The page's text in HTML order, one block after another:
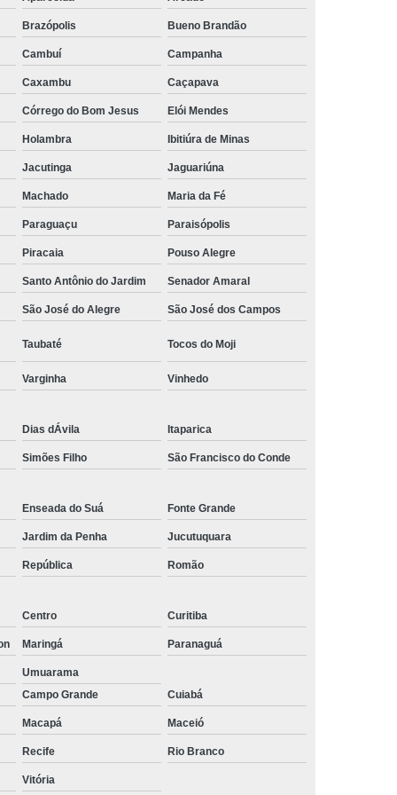
Rastreador Gps para Caminhão
para Caminhão Via Satélite
Rastreador Via Satélite para Caminhão
Sistema de Rastreamento de Caminhões
Especializada em Rastreador de Carro
Carro
Rastreador de Carro Belo Horizonte
Rastreador Gps para Carros
Rastreador Veicular para Carro
Rastreador Veicular para Frota
para Carros
Rastreador de Carros
em Carro
Rastreador Gps Carro
Rastreador para Colocar no Carro
Carros
Rastreamento Carros Via Satélite
Rastreamento de Carros e Caminhões
Rastreamento de Carros Minas Gerais
Rastreamento de Carros Via Satélite
Caminhões
Rastreamento de Frota Veicular
Rastreamento de Frotas
Rastreamento de Frotas com Tecnologia Gps
Rastreamento e Gestão de Frotas
Frotas
Rastreamento Frota Gps
Empresa de Rastreamento de Carros
Brazópolis Bueno Brandão
Cambuí Campanha
Caxambu Caçapava
Córrego do Bom Jesus Elói Mendes
Holambra Ibitiúra de Minas
Jacutinga Jaguariúna
Machado Maria da Fé
Paraguaçu Paraisópolis
Piracaia Pouso Alegre
Santo Antônio do Jardim Senador Amaral
São José do Alegre São José dos Campos
Taubaté Tocos do Moji
Varginha Vinhedo
Dias dÁvila Itaparica
Simões Filho São Francisco do Conde
Enseada do Suá Fonte Grande
Jardim da Penha Jucutuquara
República Romão
Centro Curitiba
Maringá Paranaguá
Umuarama
Campo Grande Cuiabá
Macapá Maceió
Recife Rio Branco
Vitória